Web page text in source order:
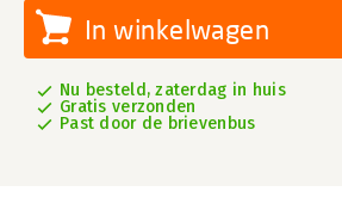
In winkelwagen
Nu besteld, zaterdag in huis
Gratis verzonden
Past door de brievenbus